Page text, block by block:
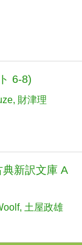
6-8)
財津理
典新訳文庫 A
土屋政雄